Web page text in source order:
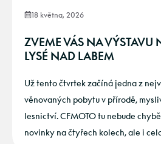
18 května, 2026
ZVEME VÁS NA VÝSTAVU
LYSÉ NAD LABEM
Už tento čtvrtek začíná jedna z
věnovaných pobytu v přírodě,
lesnictví. CFMOTO tu nebude
novinky na čtyřech kolech, ale i